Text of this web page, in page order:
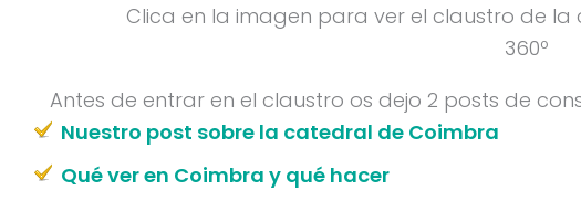
Clica en la imagen para ver el claustro de
360º
Antes de entrar en el claustro os dejo 2 posts de
Nuestro post sobre la catedral de Coimbra
Qué ver en Coimbra y qué hacer